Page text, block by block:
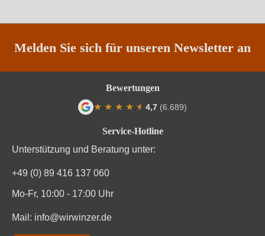
Melden Sie sich für unseren Newsletter an
Service-Hotline
Unterstützung und Beratung unter:
+49 (0) 89 416 137 060
Mo-Fr, 10:00 - 17:00 Uhr
Mail: info@wirwinzer.de
Bewertungen
★ ★ ★ ★ ★
★ 4,7 (6.689)